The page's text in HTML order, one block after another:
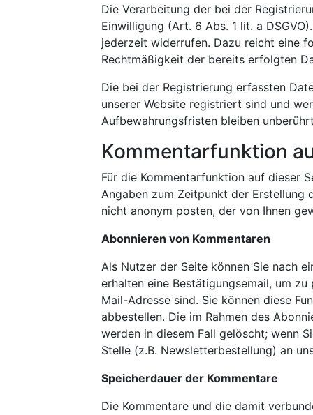
Die Verarbeitung der bei der
Einwilligung (Art. 6 Abs. 1 lit. a
jederzeit widerrufen. Dazu reicht eine
Rechtmäßigkeit der bereits erfolgten
Die bei der Registrierung erfassten
unserer Website registriert sind und
Aufbewahrungsfristen bleiben
Kommentarfunktion
Für die Kommentarfunktion auf dieser
Angaben zum Zeitpunkt der Erstellung
nicht anonym posten, der von Ihnen
Abonnieren von Kommentaren
Als Nutzer der Seite können Sie nach
erhalten eine Bestätigungsemail, um
Mail-Adresse sind. Sie können diese
abbestellen. Die im Rahmen des
werden in diesem Fall gelöscht; wenn
Stelle (z.B. Newsletterbestellung) an
Speicherdauer der Kommentare
Die Kommentare und die damit